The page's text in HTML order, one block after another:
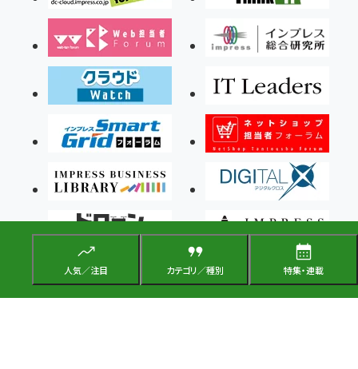
人気／注目 カテゴリ／種別 特集・連載